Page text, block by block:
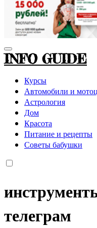
INFO GUIDE
Курсы
Автомобили и
Астрология
Дом
Красота
Питание и рецепты
Советы бабушки
телеграм